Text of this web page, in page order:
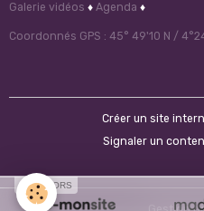
Galerie vidéos ♦ Agenda ♦
Coordonnés GPS : 45° 49'10 N /
Créer un site
Signaler un
SPONSORS